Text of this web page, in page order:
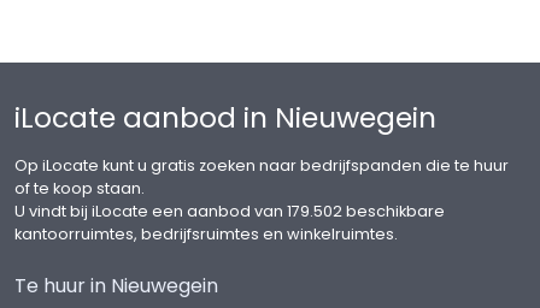
Het pakket leveringen en diensten zal nog nader
Kosten voor gas, water en elektra zullen via
tussenmeters worden bepaald en rechtstreeks te
voldoen aan verhuurder.
Het pand heeft een energielabel B.
iLocate aanbod in Nieuwegein
Op iLocate kunt u gratis zoeken naar bedrijfspanden die te huur
of te koop staan.
U vindt bij iLocate een aanbod van 179.502 beschikbare
kantoorruimtes, bedrijfsruimtes en winkelruimtes.
Te huur in Nieuwegein